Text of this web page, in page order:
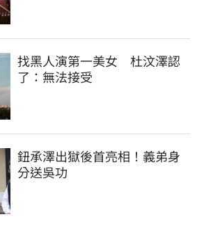
找黑人演第一美女　杜汶澤認
了：無法接受
鈕承澤出獄後首亮相！義弟身
分送吳功